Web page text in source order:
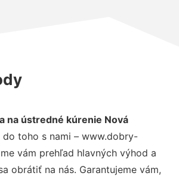
na ústredné kúrenie Nová
toho s nami – www.dobry-
vám prehľad hlavných výhod a
obrátiť na nás. Garantujeme vám,